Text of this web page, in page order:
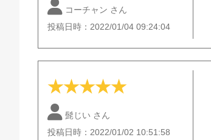
コーチャン さん
投稿日時：2022/01/04 09:24:04
★★★★★
髭じい さん
投稿日時：2022/01/02 10:51:58